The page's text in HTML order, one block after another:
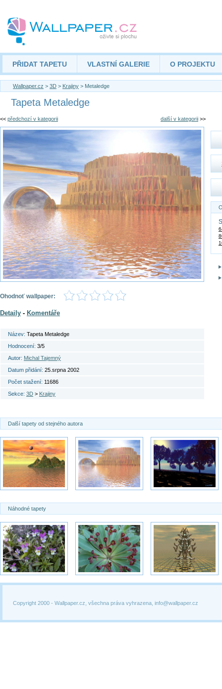
PŘIDAT TAPETU VLASTNÍ GALERIE O PROJEKTU
Wallpaper.cz > 3D > Krajiny > Metaledge
Tapeta Metaledge
<< předchozí v kategorii další v kategorii >>
Ohodnoť wallpaper:
Detaily - Komentáře
Název: Tapeta Metaledge
Hodnocení: 3/5
Autor: Michal Tajemný
Datum přidání: 25.srpna 2002
Počet stažení: 11686
Sekce: 3D > Krajiny
Další tapety od stejného autora
Náhodné tapety
Copyright 2000 - Wallpaper.cz, všechna práva vyhrazena, info@wallpaper.cz